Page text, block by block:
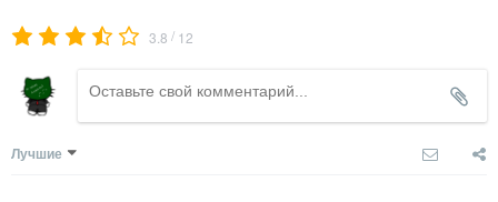
3.8 / 12
Лучшие